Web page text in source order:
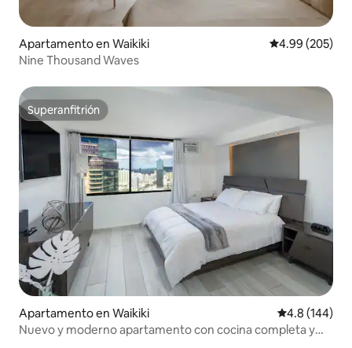
Apartamento en Waikiki Calificación
4.99 (205)
Nine Thousand Waves
Superanfitrión
Superanfitrión
Apartamento en Waikiki Calificación
4.8 (144)
Nuevo y moderno apartamento con cocina completa y